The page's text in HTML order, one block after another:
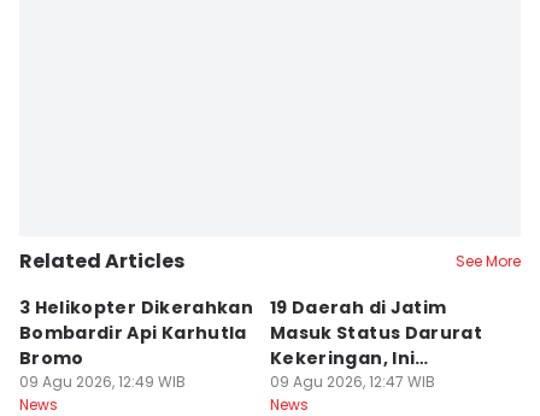
Related Articles See More
3 Helikopter Dikerahkan
Bombardir Api Karhutla
Bromo
09 Agu 2026, 12:49 WIB
News
19 Daerah di Jatim
Masuk Status Darurat
Kekeringan, Ini
Daftarnya
09 Agu 2026, 12:47 WIB
News